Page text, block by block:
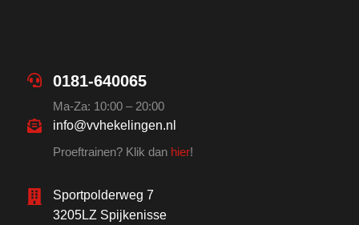
0181-640065
Ma-Za: 10:00 – 20:00
info@vvhekelingen.nl
Proeftrainen? Klik dan hier!
Sportpolderweg 7
3205LZ Spijkenisse